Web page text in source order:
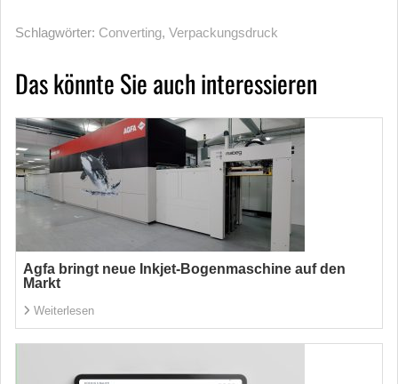
Schlagwörter: Converting, Verpackungsdruck
Das könnte Sie auch interessieren
Agfa bringt neue Inkjet-Bogenmaschine auf den
Markt
Weiterlesen